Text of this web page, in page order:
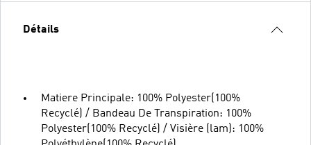
Détails
Matiere Principale: 100% Polyester(100%
Recyclé) / Bandeau De Transpiration: 100%
Polyester(100% Recyclé) / Visière (lam): 100%